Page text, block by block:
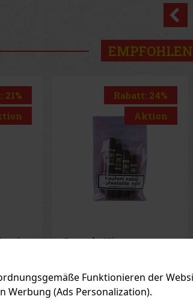
Funktionieren der
Werbung (Ads Personalization).
24%
Rabatt: 50%
Aktion
E-Zigarette LIO BASE